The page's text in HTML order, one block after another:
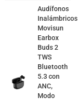
Audífonos
Inalámbricos
Movisun
Earbox
Buds 2
TWS
Bluetooth
5.3 con
ANC,
Modo
precio
original
era:
S/129.00.
precio